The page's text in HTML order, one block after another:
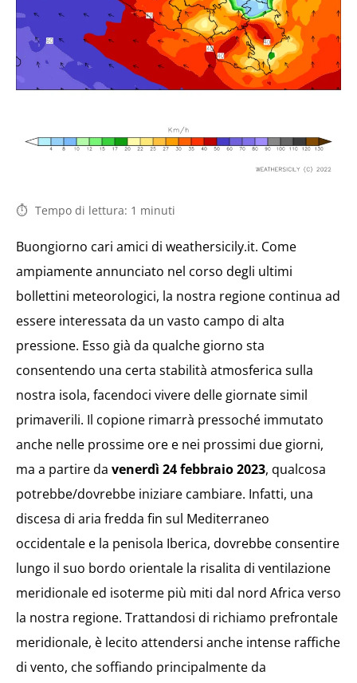
Tempo di lettura: 1 minuti
Buongiorno cari amici di weathersicily.it. Come
ampiamente annunciato nel corso degli ultimi
bollettini meteorologici, la nostra regione continua ad
essere interessata da un vasto campo di alta
pressione. Esso già da qualche giorno sta
consentendo una certa stabilità atmosferica sulla
nostra isola, facendoci vivere delle giornate simil
primaverili. Il copione rimarrà pressoché immutato
anche nelle prossime ore e nei prossimi due giorni,
ma a partire da venerdì 24 febbraio 2023, qualcosa
potrebbe/dovrebbe iniziare cambiare. Infatti, una
discesa di aria fredda fin sul Mediterraneo
occidentale e la penisola Iberica, dovrebbe consentire
lungo il suo bordo orientale la risalita di ventilazione
meridionale ed isoterme più miti dal nord Africa verso
la nostra regione. Trattandosi di richiamo prefrontale
meridionale, è lecito attendersi anche intense raffiche
di vento, che soffiando principalmente da